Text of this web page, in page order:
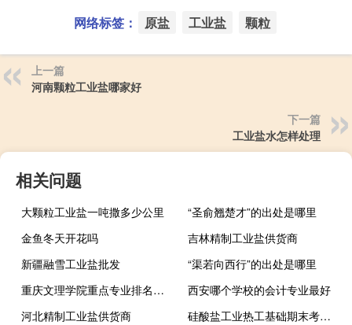
网络标签： 原盐 工业盐 颗粒
上一篇
河南颗粒工业盐哪家好
下一篇
工业盐水怎样处理
相关问题
大颗粒工业盐一吨撒多少公里
“圣俞翘楚才”的出处是哪里
金鱼冬天开花吗
吉林精制工业盐供货商
新疆融雪工业盐批发
“渠若向西行”的出处是哪里
重庆文理学院重点专业排名有哪些
西安哪个学校的会计专业最好
河北精制工业盐供货商
硅酸盐工业热工基础期末考试题 百度网盘